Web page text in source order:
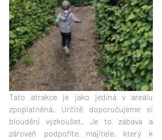
Tato atrakce je jako jediná v areálu
zpoplatněná. Určitě doporučujeme si
bloudění vyzkoušet. Je to zábava a
zároveň podpoříte majitele, který k